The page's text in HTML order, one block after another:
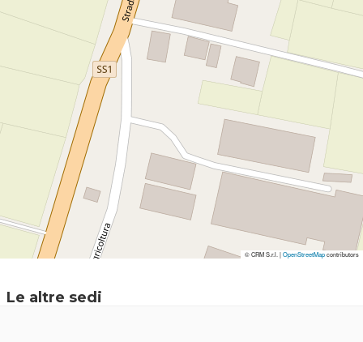
© CRM S.r.l. |OpenStreetMapcontributors
© CRM S.r.l. |OpenStreetMapcontributors
Le altre sedi